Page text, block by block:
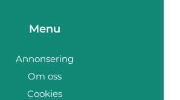
Menu
Annonsering
Om oss
Cookies